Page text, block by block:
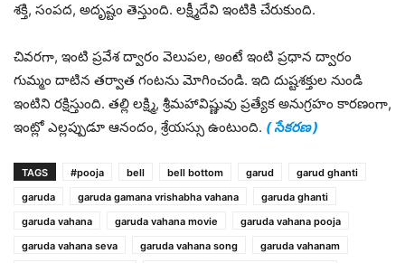
శక్తి, సంపద, అదృష్టం తెస్తుంది. లక్ష్మీదేవి ఇంటికి చేరుకుంది.
చివరగా, ఇంటి ప్రవేశ ద్వారం వెలుపల, అంటే ఇంటి ప్రధాన ద్వారం
గుమ్మం దాటిన తర్వాత గంటను మోగించండి. ఇది దుష్టశక్తుల నుండి
ఇంటిని రక్షిస్తుంది. తల్లి లక్ష్మి, శ్రీమహావిష్ణువు ప్రత్యేక అనుగ్రహం కారణంగా,
ఇంట్లో ఎల్లప్పుడూ ఆనందం, శ్రేయస్సు ఉంటుంది. ( సేకరణ )
TAGS #pooja bell bell bottom garud
garud ghanti
garuda
garuda gamana vrishabha vahana
garuda ghanti
garuda vahana
garuda vahana movie
garuda vahana pooja
garuda vahana seva
garuda vahana song
garuda vahanam